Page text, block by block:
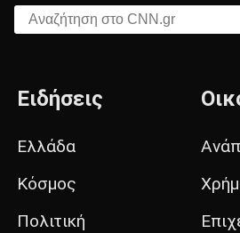
Αναζήτηση στο CNN.gr
Ειδήσεις
Ελλάδα
Κόσμος
Πολιτική